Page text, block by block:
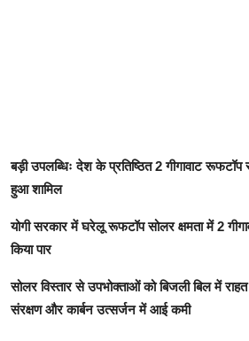
बड़ी उपलब्धिः देश के प्रतिष्ठित 2 गीगावाट
हुआ शामिल
योगी सरकार में घरेलू रूफटॉप सोलर क्षमता में 2
किया पार
सोलर विस्तार से उपभोक्ताओं को बिजली बिल में
संरक्षण और कार्बन उत्सर्जन में आई कमी